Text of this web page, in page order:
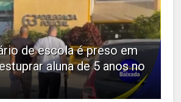
de escola é preso em
aluna de 5 anos no